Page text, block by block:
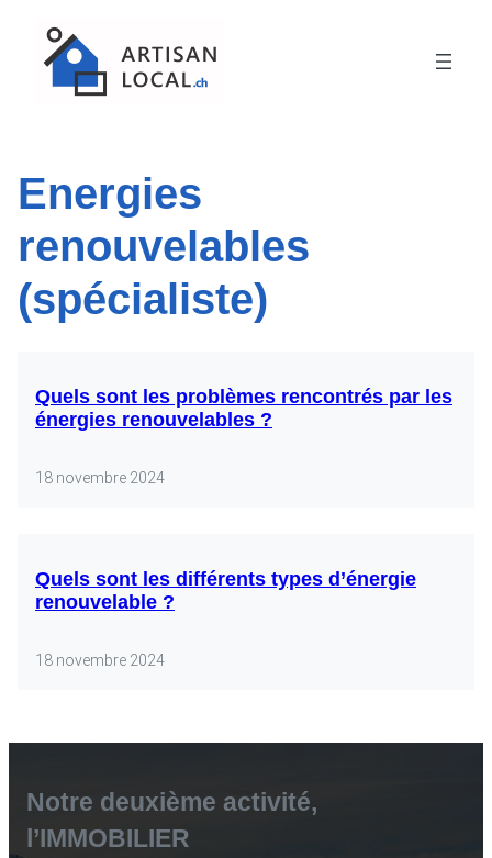
Energies
renouvelables
(spécialiste)
Quels sont les problèmes rencontrés par les
énergies renouvelables ?
18 novembre 2024
Quels sont les différents types d’énergie
renouvelable ?
18 novembre 2024
Notre deuxième activité,
l’IMMOBILIER